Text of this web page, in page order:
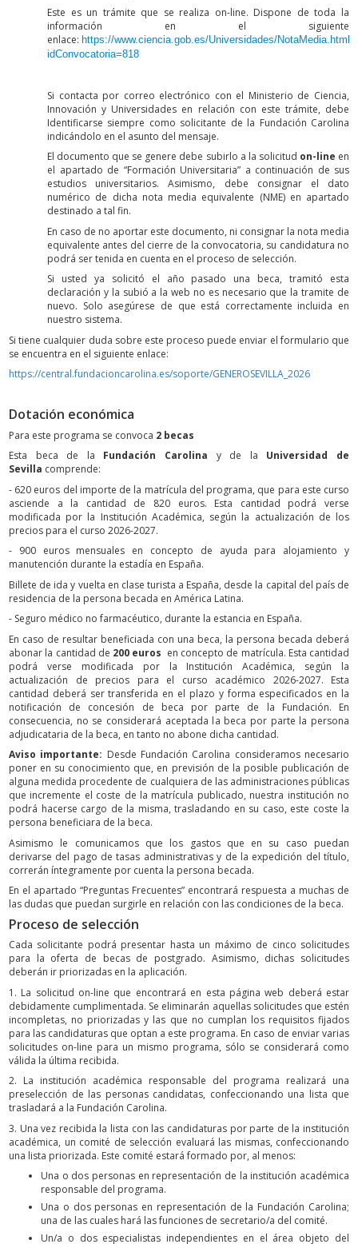
Este es un trámite que se realiza on-line. Dispone de toda la
información en el siguiente
enlace: https://www.ciencia.gob.es/Universidades/NotaMedia.html?
idConvocatoria=818
Si contacta por correo electrónico con el Ministerio de Ciencia,
Innovación y Universidades en relación con este trámite, debe
Identificarse siempre como solicitante de la Fundación Carolina
indicándolo en el asunto del mensaje.
El documento que se genere debe subirlo a la solicitud on-line en
el apartado de “Formación Universitaria” a continuación de sus
estudios universitarios. Asimismo, debe consignar el dato
numérico de dicha nota media equivalente (NME) en apartado
destinado a tal fin.
En caso de no aportar este documento, ni consignar la nota media
equivalente antes del cierre de la convocatoria, su candidatura no
podrá ser tenida en cuenta en el proceso de selección.
Si usted ya solicitó el año pasado una beca, tramitó esta
declaración y la subió a la web no es necesario que la tramite de
nuevo. Solo asegúrese de que está correctamente incluida en
nuestro sistema.
Si tiene cualquier duda sobre este proceso puede enviar el formulario que
se encuentra en el siguiente enlace:
https://central.fundacioncarolina.es/soporte/GENEROSEVILLA_2026
Dotación económica
Para este programa se convoca 2 becas
Esta beca de la Fundación Carolina y de la Universidad de
Sevilla comprende:
- 620 euros del importe de la matrícula del programa, que para este curso
asciende a la cantidad de 820 euros. Esta cantidad podrá verse
modificada por la Institución Académica, según la actualización de los
precios para el curso 2026-2027.
- 900 euros mensuales en concepto de ayuda para alojamiento y
manutención durante la estadía en España.
Billete de ida y vuelta en clase turista a España, desde la capital del país de
residencia de la persona becada en América Latina.
- Seguro médico no farmacéutico, durante la estancia en España.
En caso de resultar beneficiada con una beca, la persona becada deberá
abonar la cantidad de 200 euros en concepto de matrícula. Esta cantidad
podrá verse modificada por la Institución Académica, según la
actualización de precios para el curso académico 2026-2027. Esta
cantidad deberá ser transferida en el plazo y forma especificados en la
notificación de concesión de beca por parte de la Fundación. En
consecuencia, no se considerará aceptada la beca por parte la persona
adjudicataria de la beca, en tanto no abone dicha cantidad.
Aviso importante: Desde Fundación Carolina consideramos necesario
poner en su conocimiento que, en previsión de la posible publicación de
alguna medida procedente de cualquiera de las administraciones públicas
que incremente el coste de la matrícula publicado, nuestra institución no
podrá hacerse cargo de la misma, trasladando en su caso, este coste la
persona beneficiara de la beca.
Asimismo le comunicamos que los gastos que en su caso puedan
derivarse del pago de tasas administrativas y de la expedición del título,
correrán íntegramente por cuenta la persona becada.
En el apartado “Preguntas Frecuentes” encontrará respuesta a muchas de
las dudas que puedan surgirle en relación con las condiciones de la beca.
Proceso de selección
Cada solicitante podrá presentar hasta un máximo de cinco solicitudes
para la oferta de becas de postgrado. Asimismo, dichas solicitudes
deberán ir priorizadas en la aplicación.
1. La solicitud on-line que encontrará en esta página web deberá estar
debidamente cumplimentada. Se eliminarán aquellas solicitudes que estén
incompletas, no priorizadas y las que no cumplan los requisitos fijados
para las candidaturas que optan a este programa. En caso de enviar varias
solicitudes on-line para un mismo programa, sólo se considerará como
válida la última recibida.
2. La institución académica responsable del programa realizará una
preselección de las personas candidatas, confeccionando una lista que
trasladará a la Fundación Carolina.
3. Una vez recibida la lista con las candidaturas por parte de la institución
académica, un comité de selección evaluará las mismas, confeccionando
una lista priorizada. Este comité estará formado por, al menos:
Una o dos personas en representación de la institución académica
responsable del programa.
Una o dos personas en representación de la Fundación Carolina;
una de las cuales hará las funciones de secretario/a del comité.
Un/a o dos especialistas independientes en el área objeto del